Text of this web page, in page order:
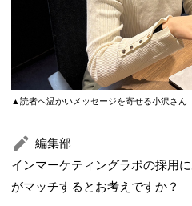
▲読者へ温かいメッセージを寄せる小沢さん
編集部
インマーケティングラボの採用
がマッチするとお考えですか？